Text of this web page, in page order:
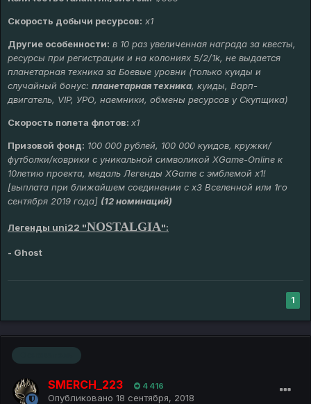
Скорость добычи ресурсов: х1
Другие особенности: в 10 раз увеличенная награда за квесты,
ресурсы при регистрации и на колониях 5/2/1k, не выдается
планетарная техника за Боевые уровни (только куиды и
случайный бонус: планетарная техника, куиды, Варп-
двигатель, VIP, УРО, наемники, обмены ресурсов у Скупщика)
Скорость полета флотов: х1
Призовой фонд: 100 000 рублей, 100 000 куидов, кружки/
футболки/коврики с уникальной символикой XGame-Online к
10летию проекта, медаль Легенды XGame с эмблемой х1!
[выплата при ближайшем соединении с х3 Вселенной или 1го
сентября 2019 года] (12 номинаций)
Легенды uni22 "NOSTALGIA":
- Ghost
1
SMERCH_223 4 416
Опубликовано 18 сентября, 2018